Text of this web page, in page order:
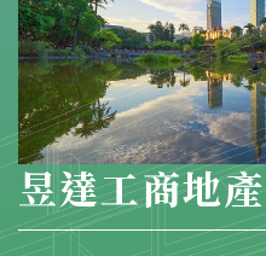
昱達工商地產